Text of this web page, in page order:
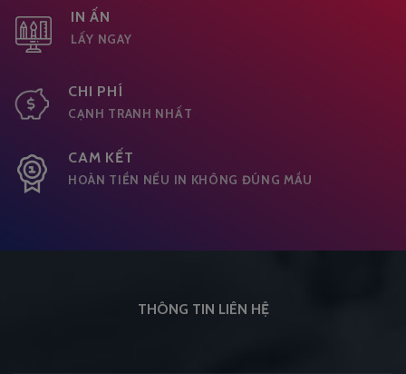
IN ẤN
LẤY NGAY
CHI PHÍ
CẠNH TRANH NHẤT
CAM KẾT
HOÀN TIỀN NẾU IN KHÔNG ĐÚNG MẦU
THÔNG TIN LIÊN HỆ